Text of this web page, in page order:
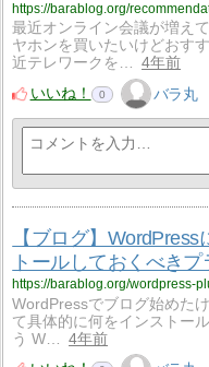
最近オンライン会議が増え
ヤホンを買いたいけどおす
近テレワークを…
4年前
いいね！
0 バラ丸
【ブログ】
トールしておくべき
https://barablog.org/wordpress-
WordPressでブログ始めた
て具体的に何をインストー
う W…
4年前